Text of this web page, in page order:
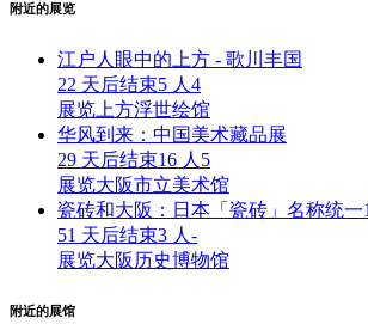
附近的展览
江户人眼中的上方 - 歌川丰国
22 天后结束5 人 4
展览 上方浮世绘馆
华风到来：中国美术藏品展
29 天后结束16 人 5
展览大阪市立美术馆
瓷砖和大阪：日本「瓷砖」名称统一
51 天后结束3 人 -
展览大阪历史博物馆
附近的展馆